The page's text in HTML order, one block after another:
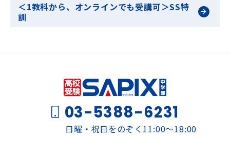
＜1教科から、オンラインでも受講可＞SS特
訓
03-5388-6231
日曜・祝日をのぞく11:00～18:00